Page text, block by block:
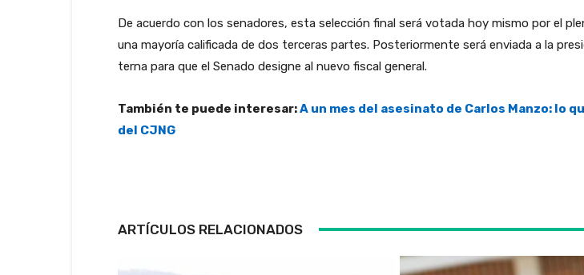
De acuerdo con los senadores, esta selección final será votada hoy mismo por el
una mayoría calificada de dos terceras partes. Posteriormente será enviada a la
terna para que el Senado designe al nuevo fiscal general.
También te puede interesar:A un mes del asesinato de Carlos Manzo: lo
del CJNG
ARTÍCULOS RELACIONADOS